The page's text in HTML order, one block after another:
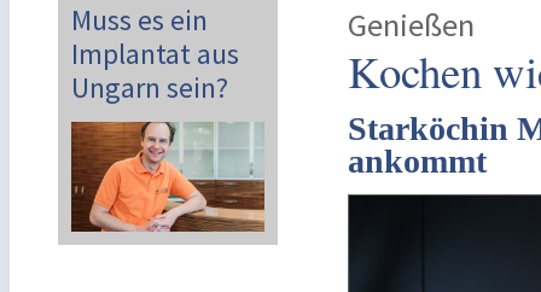
Muss es ein
Implantat aus
Ungarn sein?
Genießen
Kochen
Starköchin
ankommt